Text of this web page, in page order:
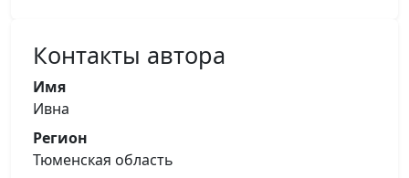
Контакты автора
Имя
Ивна
Регион
Тюменская область